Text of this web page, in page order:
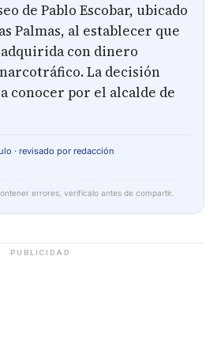
de Pablo Escobar, ubicado
Palmas, al establecer que
con dinero
La decisión
conocer por el alcalde de
· revisado por redacción
errores, verifícalo antes de compartir.
PUBLICIDAD